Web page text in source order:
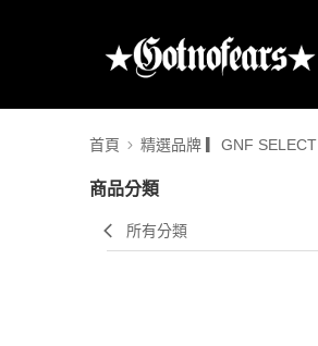
首頁 精選品牌 ▎GNF SELECT
商品分類
所有分類